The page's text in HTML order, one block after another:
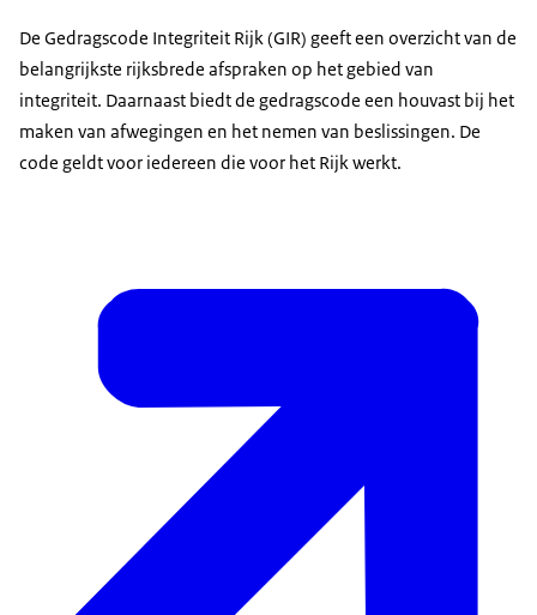
De Gedragscode Integriteit Rijk (GIR) geeft een overzicht van de
belangrijkste rijksbrede afspraken op het gebied van
integriteit. Daarnaast biedt de gedragscode een houvast bij het
maken van afwegingen en het nemen van beslissingen. De
code geldt voor iedereen die voor het Rijk werkt.